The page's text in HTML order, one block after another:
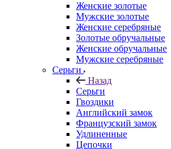
Женские золотые
Мужские золотые
Женские серебряные
Золотые обручальные
Женские обручальные
Мужские серебряные
Серьги
Назад
Серьги
Гвоздики
Английский замок
Французский замок
Удлиненные
Цепочки